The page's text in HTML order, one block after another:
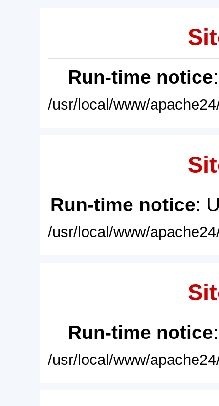
Run-time notice
/usr/local/www/
Run-time notice:
/usr/local/www/
Run-time notice
/usr/local/www/